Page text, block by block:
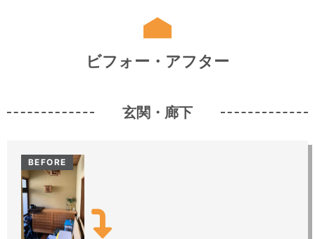
ビフォー・アフター
玄関・廊下
BEFORE